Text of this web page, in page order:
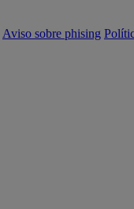
Aviso sobre phising